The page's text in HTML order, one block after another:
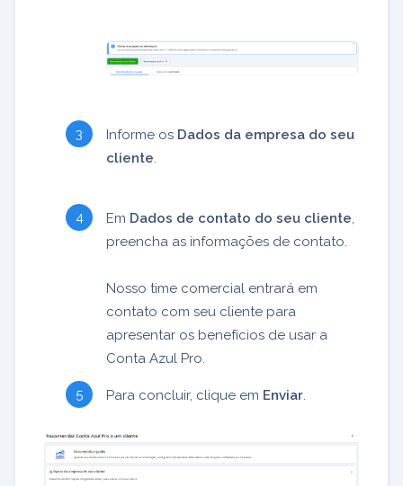
Informe os Dados da empresa do seu
cliente.
Em Dados de contato do seu cliente,
preencha as informações de contato.
Nosso time comercial entrará em
contato com seu cliente para
apresentar os benefícios de usar a
Conta Azul Pro.
Para concluir, clique em Enviar.